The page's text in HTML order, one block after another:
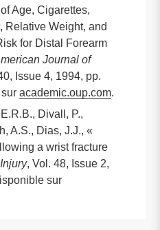
Age, Cigarettes,
Relative Weight, and
for Distal Forearm
Journal of
Issue 4, 1994, pp.
academic.oup.com.
Divall, P.,
A.S., Dias, J.J., «
a wrist fracture
Injury, Vol. 48, Issue 2,
sur